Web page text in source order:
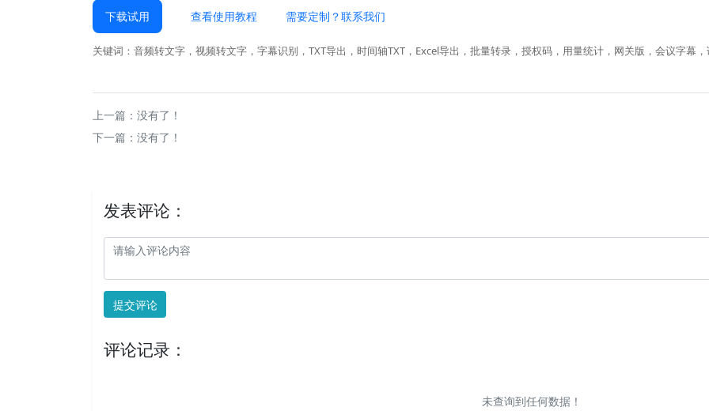
下载试用 查看使用教程 需要定制？联系我们
关键词：音频转文字，视频转文字，字幕识别，TXT导出，时间轴TXT，Excel导出，批量转录，授权码，用量统计，网关版，会议字幕
上一篇：没有了！
下一篇：没有了！
发表评论：
提交评论
评论记录：
未查询到任何数据！